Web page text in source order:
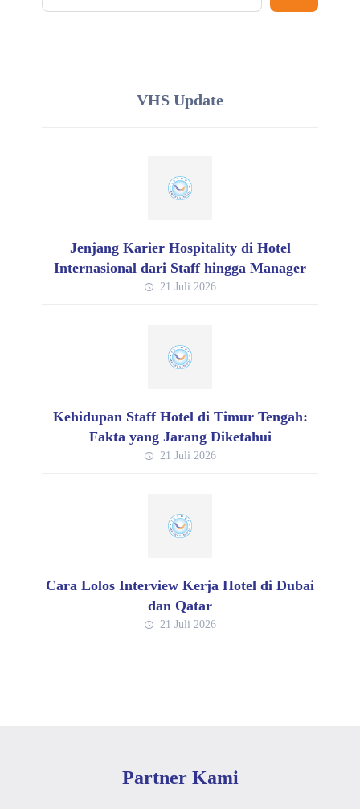
VHS Update
Jenjang Karier Hospitality di Hotel
Internasional dari Staff hingga Manager
21 Juli 2026
Kehidupan Staff Hotel di Timur Tengah:
Fakta yang Jarang Diketahui
21 Juli 2026
Cara Lolos Interview Kerja Hotel di Dubai
dan Qatar
21 Juli 2026
Partner Kami